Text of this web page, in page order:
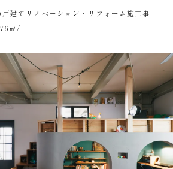
建てリノベーション・リフォーム施工事
㎡/